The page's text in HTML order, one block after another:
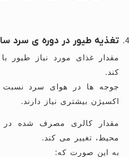
تغذیه طیور در دوره ی سرد
مقدار غذای مورد نیاز طیور
کند.
جوجه ها در هوای سرد نسبت
اکسیژن بیشتری نیاز دارند.
مقدار کالری مصرف شده در
محیط، تغییر می کند.
به این صورت که: